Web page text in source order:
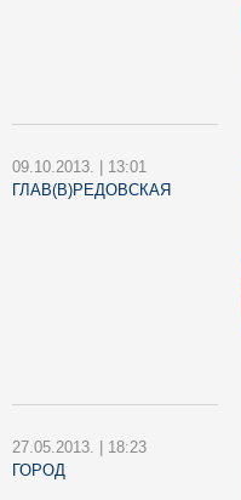
09.10.2013. | 13:01
ГЛАВ(В)РЕДОВСКАЯ
27.05.2013. | 18:23
ГОРОД